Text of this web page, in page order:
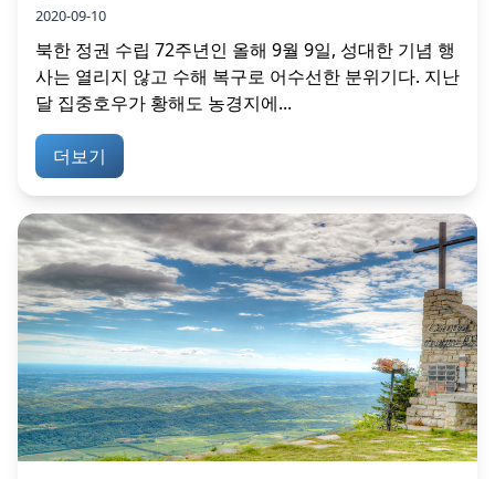
2020-09-10
북한 정권 수립 72주년인 올해 9월 9일, 성대한 기념 행
사는 열리지 않고 수해 복구로 어수선한 분위기다. 지난
달 집중호우가 황해도 농경지에...
더보기